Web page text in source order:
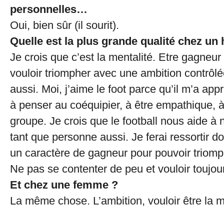
personnelles…
Oui, bien sûr (il sourit).
Quelle est la plus grande qualité chez un
Je crois que c’est la mentalité. Etre
vouloir triompher avec une ambition
aussi. Moi, j’aime le foot parce qu’il m’a
à penser au coéquipier, à être empathique,
groupe. Je crois que le football nous aide à
tant que personne aussi. Je ferai ressortir
un caractère de gagneur pour pouvoir
Ne pas se contenter de peu et vouloir
Et chez une femme ?
La même chose. L’ambition, vouloir être la